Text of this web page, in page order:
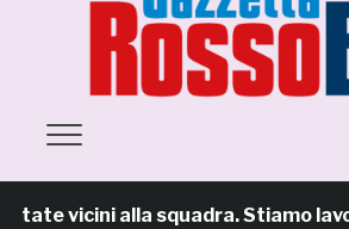
vicini alla squadra. Stiamo